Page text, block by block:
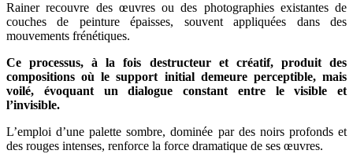
Rainer recouvre des œuvres ou des photographies existantes de
couches de peinture épaisses, souvent appliquées dans des
mouvements frénétiques.
Ce processus, à la fois destructeur et créatif, produit des
compositions où le support initial demeure perceptible, mais
voilé, évoquant un dialogue constant entre le visible et
l’invisible.
L’emploi d’une palette sombre, dominée par des noirs profonds et
des rouges intenses, renforce la force dramatique de ses œuvres.